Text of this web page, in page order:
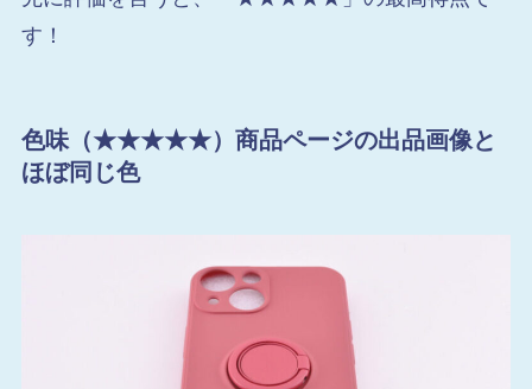
す！
色味（★★★★★）商品ページの出品画像と
ほぼ同じ色